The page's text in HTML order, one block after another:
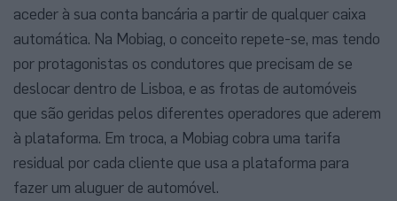
aceder à sua conta bancária a partir de qualquer caixa
automática. Na Mobiag, o conceito repete-se, mas tendo
por protagonistas os condutores que precisam de se
deslocar dentro de Lisboa, e as frotas de automóveis
que são geridas pelos diferentes operadores que aderem
à plataforma. Em troca, a Mobiag cobra uma tarifa
residual por cada cliente que usa a plataforma para
fazer um aluguer de automóvel.